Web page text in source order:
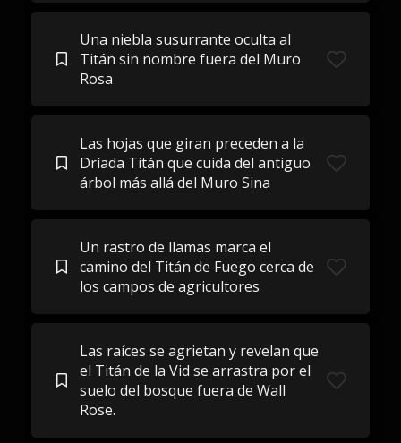
Una niebla susurrante oculta al
Titán sin nombre fuera del Muro
Rosa
Las hojas que giran preceden a la
Dríada Titán que cuida del antiguo
árbol más allá del Muro Sina
Un rastro de llamas marca el
camino del Titán de Fuego cerca de
los campos de agricultores
Las raíces se agrietan y revelan que
el Titán de la Vid se arrastra por el
suelo del bosque fuera de Wall
Rose.